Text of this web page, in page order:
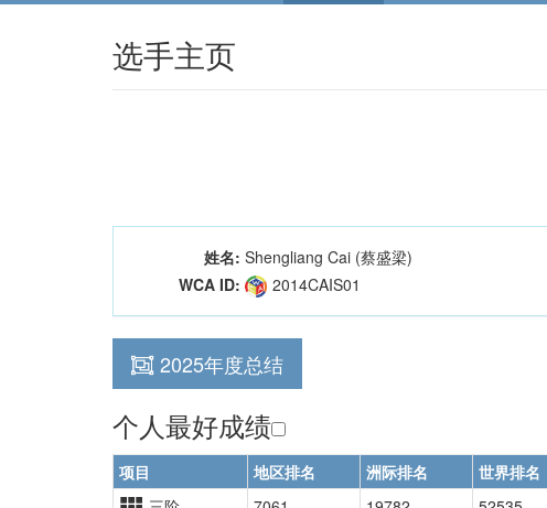
选手主页
姓名: Shengliang Cai (蔡盛梁)
WCA ID:
2014CAIS01
2025年度总结
个人最好成绩
项目 地区排名 洲际排名 世界排名